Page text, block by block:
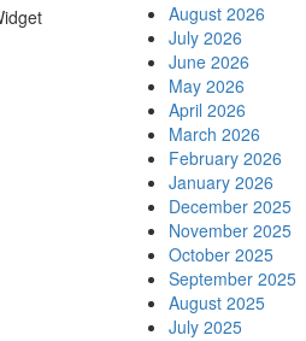
August 2026
July 2026
June 2026
May 2026
April 2026
March 2026
February 2026
January 2026
December 2025
November 2025
October 2025
September 2025
August 2025
July 2025